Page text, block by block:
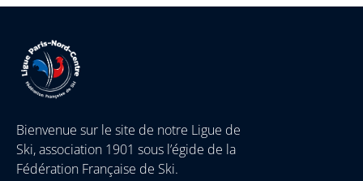
Bienvenue sur le site de notre Ligue de
Ski, association 1901 sous l’égide de la
Fédération Française de Ski.